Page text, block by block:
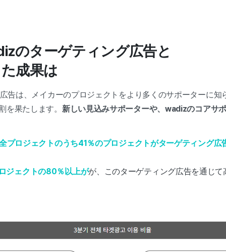
のターゲティング広告と
成果は
告は、メイカーのプロジェクトをより多くのサポーターに知
を果たします。 新しい見込みサポーターや、wadizのコアサ
プロジェクトのうち41％のプロジェクトがターゲティング広
ジェクトの80％以上がが、このターゲティング広告を通じ